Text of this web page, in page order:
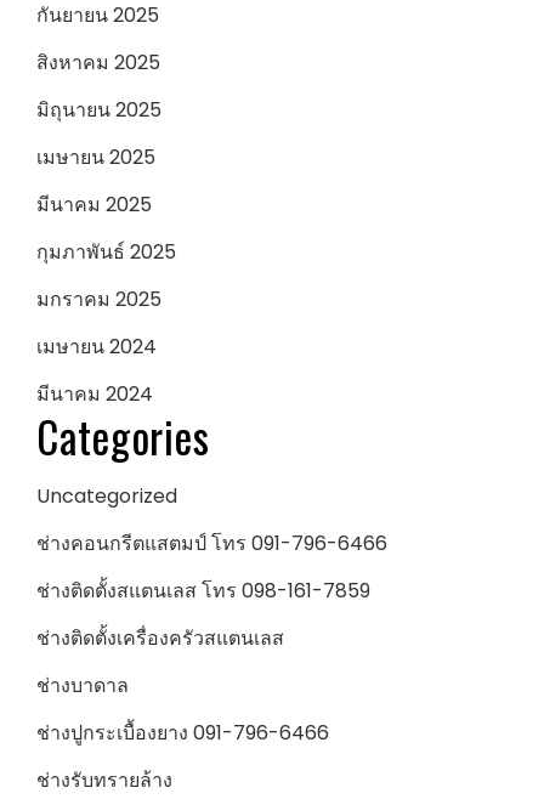
กันยายน 2025
สิงหาคม 2025
มิถุนายน 2025
เมษายน 2025
มีนาคม 2025
กุมภาพันธ์ 2025
มกราคม 2025
เมษายน 2024
มีนาคม 2024
Categories
Uncategorized
ช่างคอนกรีตแสตมป์ โทร 091-796-6466
ช่างติดตั้งสแตนเลส โทร 098-161-7859
ช่างติดตั้งเครื่องครัวสแตนเลส
ช่างบาดาล
ช่างปูกระเบื้องยาง 091-796-6466
ช่างรับทรายล้าง